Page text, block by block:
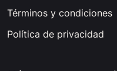
Términos y condiciones
Política de privacidad